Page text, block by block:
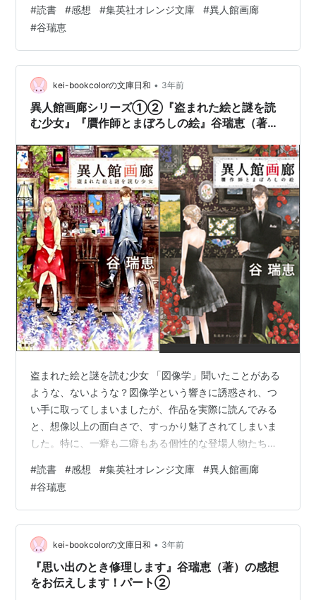
喧嘩するたんびに、千景は一人で危険に首を突っ込むわ
けですから。籠の中に閉じ込めておきたい気持ちと、自
由に翼を広げてどこまでも羽ばたいていって欲しいとい
う気持ちが入り混じって、読んている私も、おそらく透
磨も、複雑な心境になります。透磨は冷たくそっけない
感じの人物です。でもそんな透磨を何故か幼い千景は…
#読書 #感想 #集英社オレンジ文庫 #異人館画廊
#谷瑞恵
kei-bookcolorの文庫日和 • 3年前
異人館画廊シリーズ①②『盗まれた絵と謎を読
む少女』『贋作師とまぼろしの絵』谷瑞恵（著）
盗まれた絵と謎を読む少女 「図像学」聞いたことがある
ような、ないような？図像学という響きに誘惑され、つ
い手に取ってしまいましたが、作品を実際に読んでみる
と、想像以上の面白さで、すっかり魅了されてしまいま
した。特に、一癖も二癖もある個性的な登場人物たち
中、活字中毒に陥っている状態なので、常に文庫を携帯
しています。どんなジャンルの本も幅広く読んでいるつ
もりですが、やはりどうしても一番好きなジャンルの本
が圧倒的に多くなるのも事実です。全体の7割くらいは、
推理小説が占めています。そんな小説の中で時たま～に
読む恋愛小説において、これまた時たま～に、強烈に…
#読書 #感想 #集英社オレンジ文庫 #異人館画廊
#谷瑞恵
kei-bookcolorの文庫日和 • 3年前
『思い出のとき修理します』谷瑞恵（著）の感想
をお伝えします！パート②